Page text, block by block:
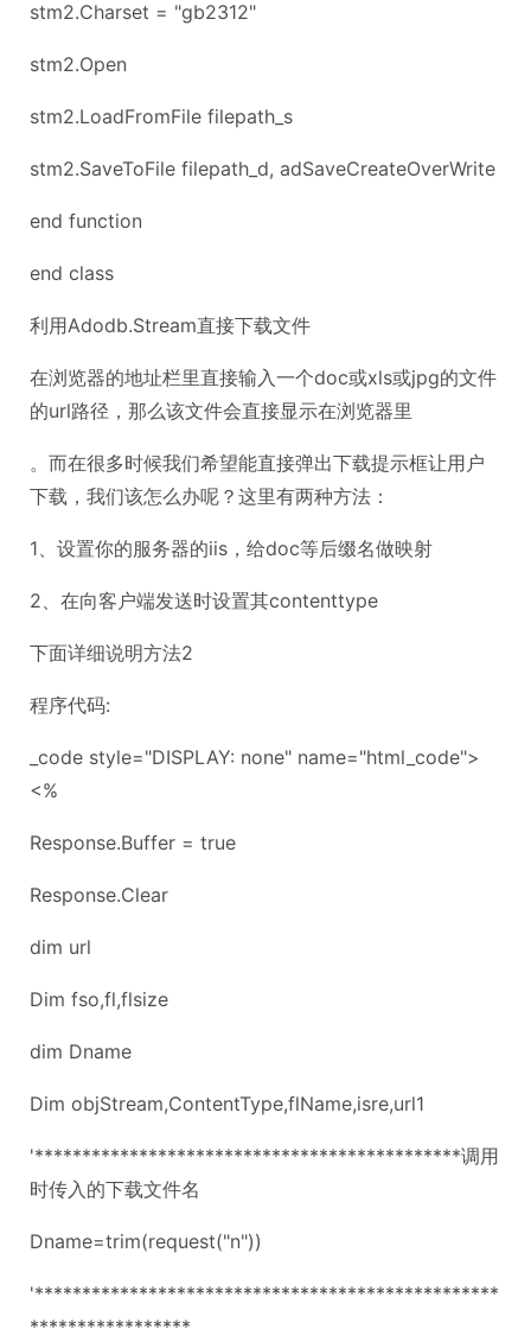
stm2.Charset = "gb2312"
stm2.Open
stm2.LoadFromFile filepath_s
stm2.SaveToFile filepath_d, adSaveCreateOverWrite
end function
end class
利用Adodb.Stream直接下载文件
在浏览器的地址栏里直接输入一个doc或xls或jpg的文件
的url路径，那么该文件会直接显示在浏览器里
。而在很多时候我们希望能直接弹出下载提示框让用户
下载，我们该怎么办呢？这里有两种方法：
1、设置你的服务器的iis，给doc等后缀名做映射
2、在向客户端发送时设置其contenttype
下面详细说明方法2
程序代码:
_code style="DISPLAY: none" name="html_code">
<%
Response.Buffer = true
Response.Clear
dim url
Dim fso,fl,flsize
dim Dname
Dim objStream,ContentType,flName,isre,url1
'*********************************************调用
时传入的下载文件名
Dname=trim(request("n"))
'*************************************************